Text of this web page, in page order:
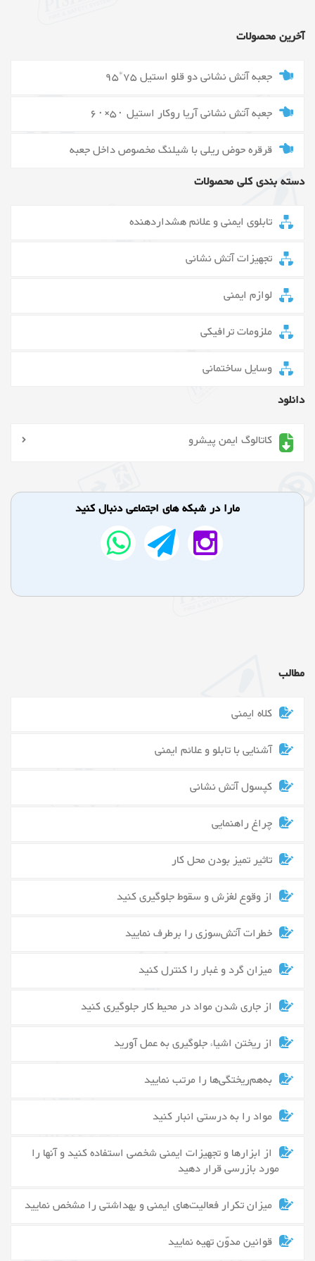
آخرین محصولات
جعبه آتش نشانی دو قلو استیل 75*95
جعبه آتش نشانی آریا روکار استیل ۵۰×۶۰
قرقره حوض ریلی با شیلنگ مخصوص داخل جعبه
دسته بندی کلی محصولات
تابلوی ایمنی و علائم هشداردهنده
تجهیزات آتش نشانی
لوازم ایمنی
ملزومات ترافیکی
وسایل ساختمانی
دانلود
کاتالوگ ایمن پیشرو
مارا در شبکه های اجتماعی دنبال کنید
مطالب
کلاه ایمنی
آشنایی با تابلو و علائم ایمنی
کپسول آتش نشانی
چراغ راهنمایی
تاثیر تمیز بودن محل کار
از وقوع لغزش و سقوط جلوگیری کنید
خطرات آتش‌سوزی را برطرف نمایید
میزان گرد و غبار را کنترل کنید
از جاری شدن مواد در محیط کار جلوگیری کنید
از ریختن اشیاء جلوگیری به عمل آورید
به‌هم‌ریختگی‌ها را مرتب نمایید
مواد را به درستی انبار کنید
از ابزارها و تجهیزات ایمنی شخصی استفاده کنید و آنها را
مورد بازرسی قرار دهید
میزان تکرار فعالیت‌های ایمنی و بهداشتی را مشخص نمایید
قوانین مدوّن تهیه نمایید